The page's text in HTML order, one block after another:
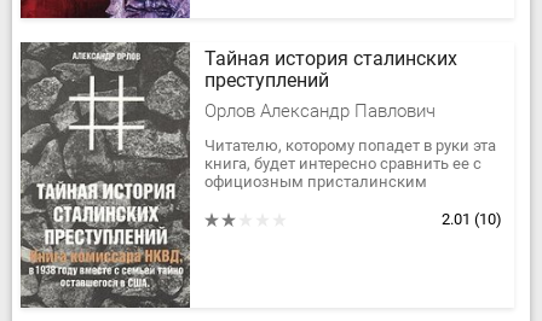
Тайная история сталинских
преступлений
Орлов Александр Павлович
Читателю, которому попадет в руки эта
книга, будет интересно сравнить ее с
официозным присталинским
повествует Орлов. Уделив много2.01 (10)